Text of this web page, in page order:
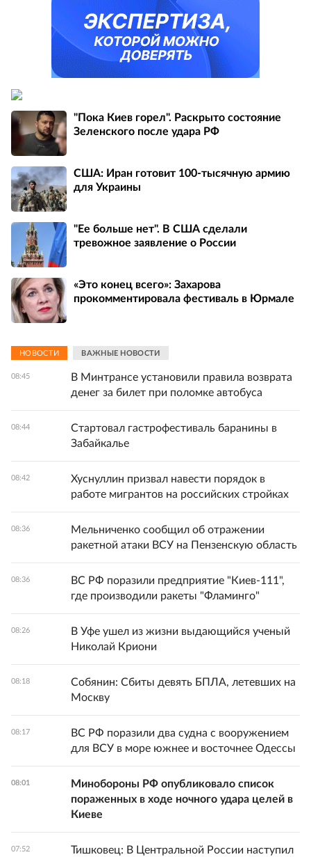
"Пока Киев горел". Раскрыто состояние
Зеленского после удара РФ
США: Иран готовит 100-тысячную армию
для Украины
"Ее больше нет". В США сделали
тревожное заявление о России
«Это конец всего»: Захарова
прокомментировала фестиваль в Юрмале
НОВОСТИ ВАЖНЫЕ НОВОСТИ
08:45
В Минтрансе установили правила возврата
денег за билет при поломке автобуса
08:44
Стартовал гастрофестиваль баранины в
Забайкалье
08:42
Хуснуллин призвал навести порядок в
работе мигрантов на российских стройках
08:36
Мельниченко сообщил об отражении
ракетной атаки ВСУ на Пензенскую область
08:36
ВС РФ поразили предприятие "Киев-111",
где производили ракеты "Фламинго"
08:26
В Уфе ушел из жизни выдающийся ученый
Николай Криони
08:18
Собянин: Сбиты девять БПЛА, летевших на
Москву
08:17
ВС РФ поразили два судна с вооружением
для ВСУ в море южнее и восточнее Одессы
08:01
Минобороны РФ опубликовало список
пораженных в ходе ночного удара целей в
Киеве
07:52
Тишковец: В Центральной России наступил